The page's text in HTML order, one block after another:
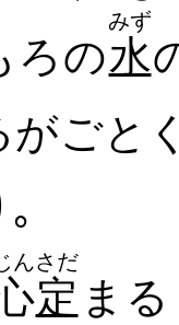
ろ​の水
みず
が​ごと
ん
定
さだ
ま